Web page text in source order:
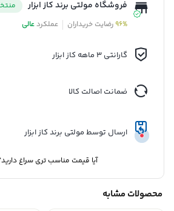
فروشگاه مولتی برند کاز ابزار
96%رضایت خریداران عملکردعالی
گارانتی 3 ماهه کاز ابزار
ضمانت اصالت کالا
ارسال توسط مولتی برند کاز ابزار
آیا قیمت مناسب تری سراغ
محصولات مشابه